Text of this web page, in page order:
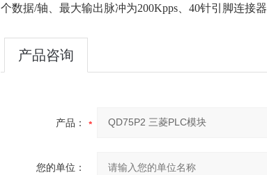
个数据/轴、最大输出脉冲为200Kpps、40针引脚连接器
产品咨询
产品：
您的单位：